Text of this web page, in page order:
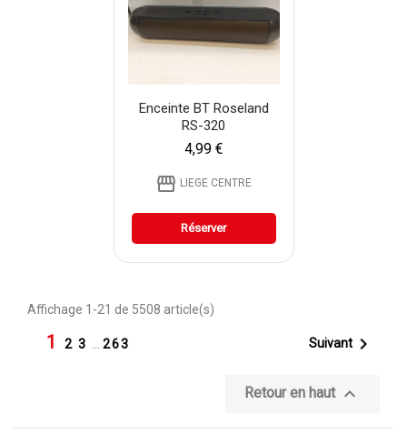
Enceinte BT Roseland
RS-320
4,99 €
storefront LIEGE CENTRE
Réserver
Affichage 1-21 de 5508 article(s)
1 2 3 263 Suivant 
Retour en haut 